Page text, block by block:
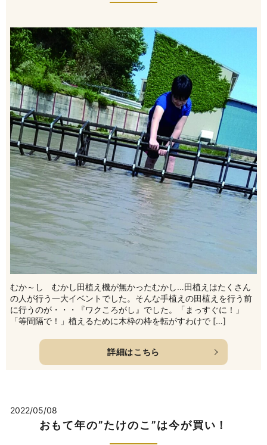
むか～し むかし田植え機が無かったむかし…田植えはたくさん
の人が行う一大イベントでした。そんな手植えの田植えを行う前
に行うのが・・・『ワクころがし』でした。「まっすぐに！」
「等間隔で！」植えるために木枠の枠を転がすわけで […]
詳細はこちら
2022/05/08
おもて年の”たけのこ”は今が買い！